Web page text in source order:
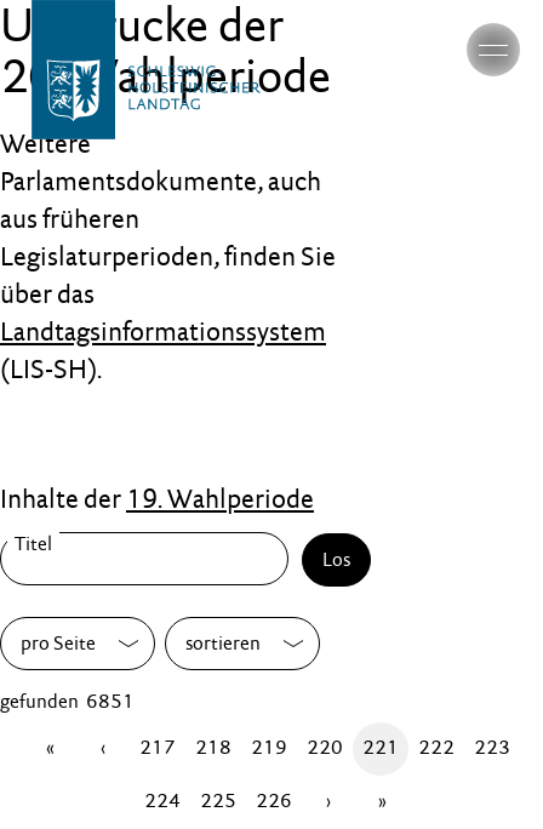
Umdrucke der
20. Wahlperiode
Weitere
Parlamentsdokumente, auch
aus früheren
Legislaturperioden, finden Sie
über das
Landtagsinformationssystem
(LIS-SH).
Inhalte der 19. Wahlperiode
Los
pro Seite sortieren
gefunden 6851
«
‹ 217 218 219 220 221 222 223
224 225 226 › »